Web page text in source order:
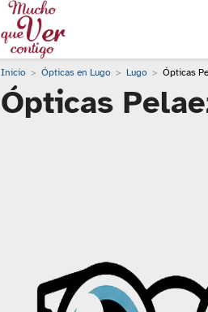
Inicio Ópticas en Lugo Lugo Ópticas
Ópticas